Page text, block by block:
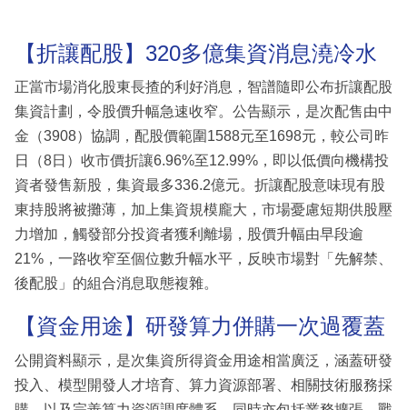
【折讓配股】320多億集資消息澆冷水
正當市場消化股東長揸的利好消息，智譜隨即公布折讓配股
集資計劃，令股價升幅急速收窄。公告顯示，是次配售由中
金（3908）協調，配股價範圍1588元至1698元，較公司昨
日（8日）收市價折讓6.96%至12.99%，即以低價向機構投
資者發售新股，集資最多336.2億元。折讓配股意味現有股
東持股將被攤薄，加上集資規模龐大，市場憂慮短期供股壓
力增加，觸發部分投資者獲利離場，股價升幅由早段逾
21%，一路收窄至個位數升幅水平，反映市場對「先解禁、
後配股」的組合消息取態複雜。
【資金用途】研發算力併購一次過覆蓋
公開資料顯示，是次集資所得資金用途相當廣泛，涵蓋研發
投入、模型開發人才培育、算力資源部署、相關技術服務採